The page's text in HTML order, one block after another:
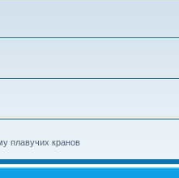
плавучих кранов